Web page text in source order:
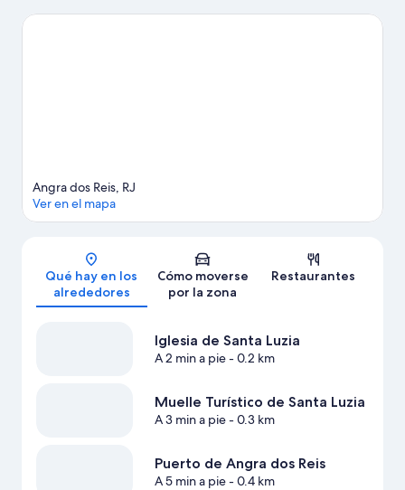
Reis y Marina Piratas si buscas unas vacaciones activas. Te
Mapa
Angra dos Reis, RJ
Ver en el mapa
Qué hay en los
alrededores
Cómo moverse
por la zona
Restaurantes
Iglesia de Santa Luzia
A 2 min a pie- 0.2 km
Muelle Turístico de Santa Luzia
A 3 min a pie- 0.3 km
Puerto de Angra dos Reis
A 5 min a pie- 0.4 km